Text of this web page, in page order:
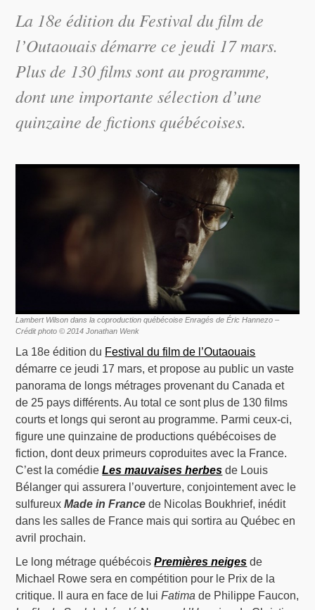
La 18e édition du Festival du film de
l’Outaouais démarre ce jeudi 17 mars.
Plus de 130 films sont au programme,
dont une importante sélection d’une
quinzaine de fictions québécoises.
Lambert Wilson dans la coproduction québécoise Enragés de Éric Hannezo –
Crédit photo © 2014 Jonathan Wenk
La 18e édition du Festival du film de l’Outaouais
démarre ce jeudi 17 mars, et propose au public un vaste
panorama de longs métrages provenant du Canada et
de 25 pays différents. Au total ce sont plus de 130 films
courts et longs qui seront au programme. Parmi ceux-ci,
figure une quinzaine de productions québécoises de
fiction, dont deux primeurs coproduites avec la France.
C’est la comédieLes mauvaises herbes de Louis
Bélanger qui assurera l’ouverture, conjointement avec le
sulfureuxMade in France de Nicolas Boukhrief, inédit
dans les salles de France mais qui sortira au Québec en
avril prochain.
Le long métrage québécoisPremières neiges de
Michael Rowe sera en compétition pour le Prix de la
critique. Il aura en face de luiFatima de Philippe Faucon,